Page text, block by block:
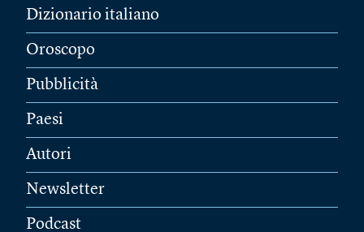
Dizionario italiano
Oroscopo
Pubblicità
Paesi
Autori
Newsletter
Podcast